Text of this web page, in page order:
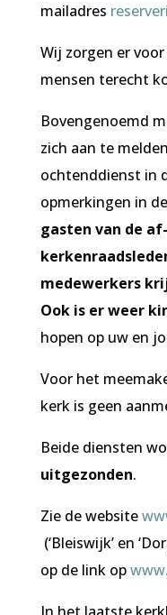
mailadres
Wij zorgen er
mensen terecht
Bovengenoemd
zich aan te
ochtenddienst in
opmerkingen in
gasten van de
medewerkers
Ook is er weer
hopen op uw en
Voor het
kerk is geen
Beide diensten
uitgezonden.
Zie de website
(‘Bleiswijk’ en
op de link op